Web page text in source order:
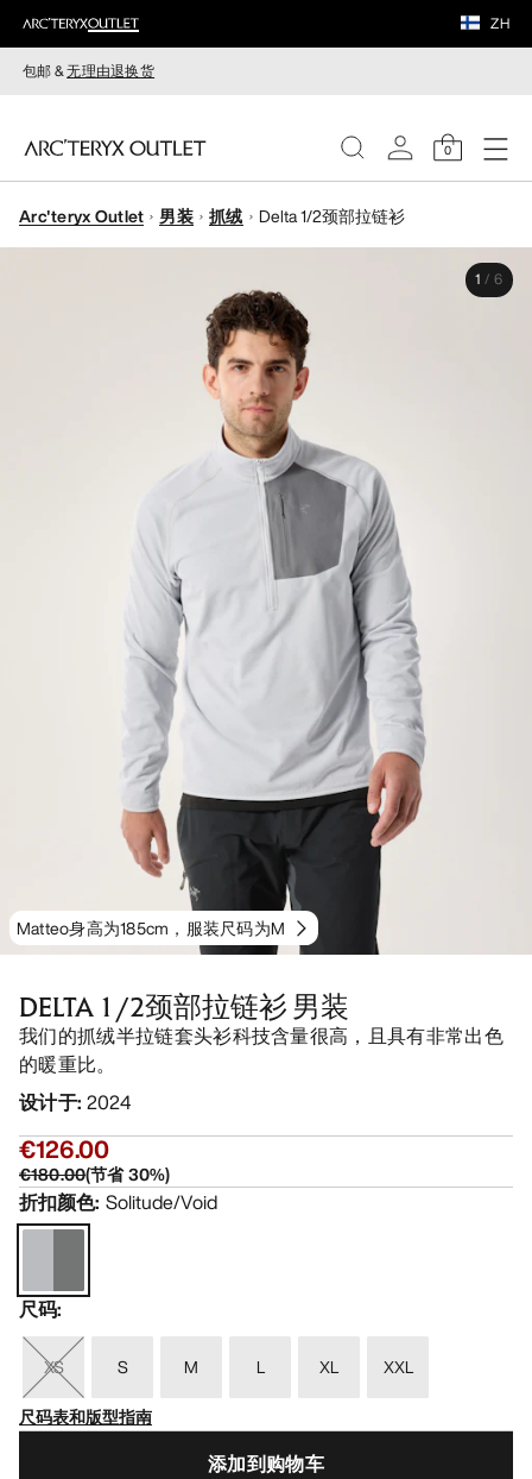
ZH
包邮 &无理由退换货
0
女装
Arc'teryx Outlet 男装 抓绒 Delta 1/2颈部拉链衫
Matteo身高为185cm，服装尺码为M
1 / 6
DELTA 1/2颈部拉链衫 男装
我们的抓绒半拉链套头衫科技含量很高，且具有非常出色
的暖重比。
设计于: 2024
€126.00
€180.00(节省30%)
折扣颜色: Solitude/Void
尺码:
XS S M L XL
XXL
尺码表和版型指南
添加到购物车